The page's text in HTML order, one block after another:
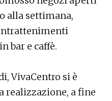
alla settimana,
bar e caffè.
VivaCentro si è
realizzazione, a fine